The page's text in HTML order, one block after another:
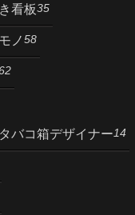
看板35
ノ58
バコ箱デザイナー14